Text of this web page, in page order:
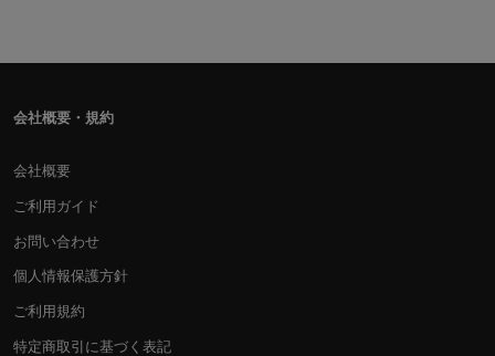
会社概要・規約
会社概要
ご利用ガイド
お問い合わせ
個人情報保護方針
ご利用規約
特定商取引に基づく表記